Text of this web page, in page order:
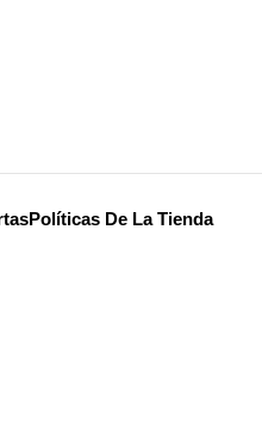
Políticas De La Tienda